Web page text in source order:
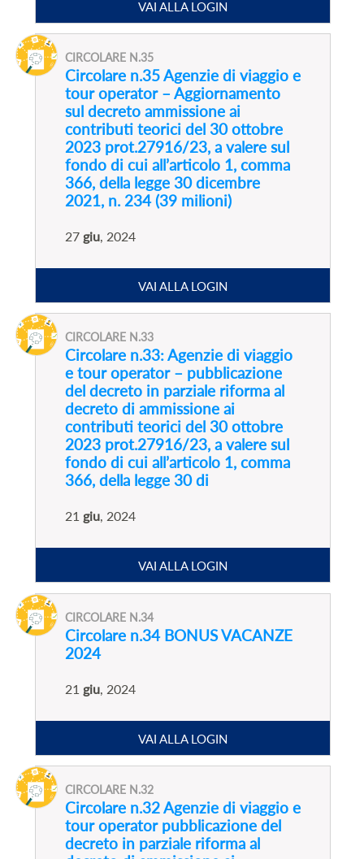
VAI ALLA LOGIN
CIRCOLARE N.35
Circolare n.35 Agenzie di viaggio e
tour operator – Aggiornamento
sul decreto ammissione ai
contributi teorici del 30 ottobre
2023 prot.27916/23, a valere sul
fondo di cui all’articolo 1, comma
366, della legge 30 dicembre
2021, n. 234 (39 milioni)
27 giu, 2024
VAI ALLA LOGIN
CIRCOLARE N.33
Circolare n.33: Agenzie di viaggio
e tour operator – pubblicazione
del decreto in parziale riforma al
decreto di ammissione ai
contributi teorici del 30 ottobre
2023 prot.27916/23, a valere sul
fondo di cui all’articolo 1, comma
366, della legge 30 di
21 giu, 2024
VAI ALLA LOGIN
CIRCOLARE N.34
Circolare n.34 BONUS VACANZE
2024
21 giu, 2024
VAI ALLA LOGIN
CIRCOLARE N.32
Circolare n.32 Agenzie di viaggio e
tour operator pubblicazione del
decreto in parziale riforma al